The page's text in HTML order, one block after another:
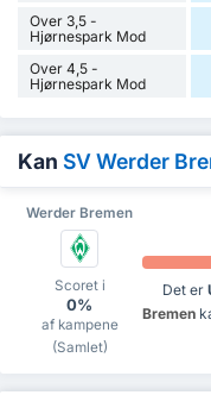
Over 3,5 -
Hjørnespark Mod
Over 4,5 -
Hjørnespark Mod
Kan SV Werder
Werder Bremen
Scoret i
0%
af kampene
(Samlet)
Det er
Bremen